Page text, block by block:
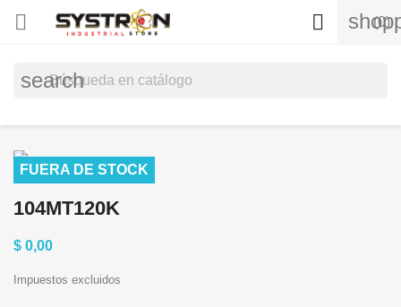
 (0)

search
FUERA DE STOCK
104MT120K
$ 0,00
Impuestos excluidos